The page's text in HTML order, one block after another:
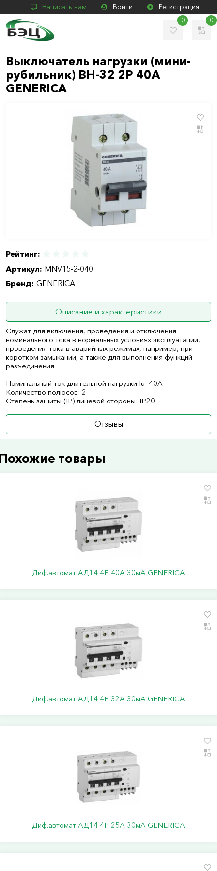
Написать нам Войти Регистрация
0 0
Выключатель нагрузки (мини-
рубильник) ВН-32 2Р 40А
GENERICA
Рейтинг:
Артикул: MNV15-2-040
Бренд: GENERICA
Описание и характеристики
Служат для включения, проведения и отключения
номинального тока в нормальных условиях эксплуатации,
проведения тока в аварийных режимах, например, при
коротком замыкании, а также для выполнения функций
разъединения.
Номинальный ток длительной нагрузки Iu: 40А
Количество полюсов: 2
Степень защиты (IP) лицевой стороны: IP20
Отзывы
товары
Диф.автомат АД14 4Р 40А 30мА GENERICA
Диф.автомат АД14 4Р 32А 30мА GENERICA
Диф.автомат АД14 4Р 25А 30мА GENERICA